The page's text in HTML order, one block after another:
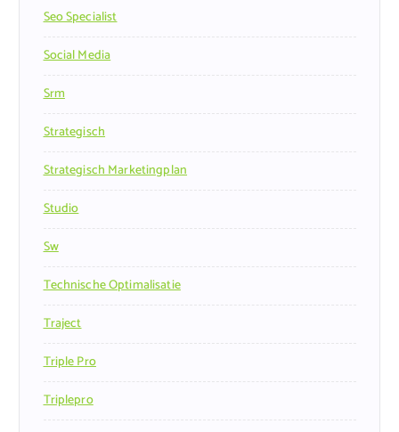
Seo Specialist
Social Media
Srm
Strategisch
Strategisch Marketingplan
Studio
Sw
Technische Optimalisatie
Traject
Triple Pro
Triplepro